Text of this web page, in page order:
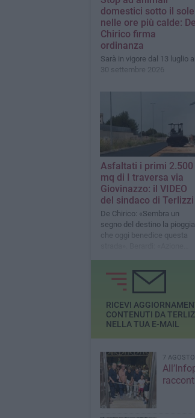
domestici sotto il sole
nelle ore più calde: De
Chirico firma
ordinanza
Sarà in vigore dal 13 luglio al
30 settembre 2026
Asfaltati i primi 2.500
mq di I traversa via
Giovinazzo: il VIDEO
del sindaco di Terlizzi
De Chirico: «Sembra un
segno del destino la pioggia
che oggi benedice questa
RICEVI
CONTENUTI DA
NELLA TUA E-MAIL
7